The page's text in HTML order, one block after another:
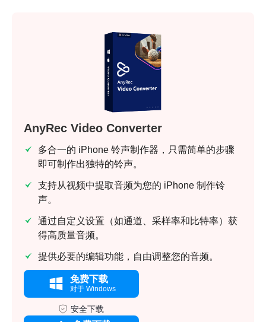
AnyRec Video Converter
多合一的 iPhone 铃声制作器，只需简单的步骤
即可制作出独特的铃声。
支持从视频中提取音频为您的 iPhone 制作铃
声。
通过自定义设置（如通道、采样率和比特率）获
得高质量音频。
提供必要的编辑功能，自由调整您的音频。
免费下载
对于 Windows
安全下载